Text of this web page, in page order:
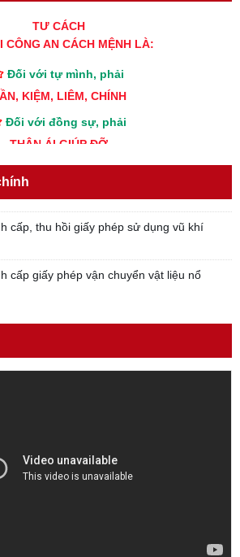
TƯ CÁCH
CÔNG AN CÁCH MỆNH LÀ:
Đối với tự mình, phải
KIỆM, LIÊM, CHÍNH
Đối với đồng sự, phải
THÂN ÁI GIÚP ĐỠ
với chính phủ, phải
ĐỐI TRUNG THÀNH
Đối với nhân dân, phải
TRỌNG LỄ PHÉP
Đối với công việc, phải
TẬN TỤY
thư Chủ tịch Hồ Chí Minh
gửi Công an Khu XII,
cấp, thu hồi giấy phép sử dụng vũ khí
cấp giấy phép vận chuyển vật liệu nổ